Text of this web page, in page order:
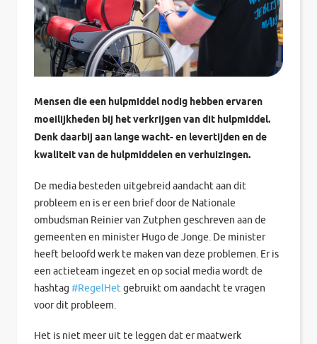
Mensen die een hulpmiddel nodig hebben ervaren
moeilijkheden bij het verkrijgen van dit hulpmiddel.
Denk daarbij aan lange wacht- en levertijden en de
kwaliteit van de hulpmiddelen en verhuizingen.
De media besteden uitgebreid aandacht aan dit
probleem en is er een brief door de Nationale
ombudsman Reinier van Zutphen geschreven aan de
gemeenten en minister Hugo de Jonge. De minister
heeft beloofd werk te maken van deze problemen. Er is
een actieteam ingezet en op social media wordt de
hashtag #RegelHetgebruikt om aandacht te vragen
voor dit probleem.
Het is niet meer uit te leggen dat er maatwerk